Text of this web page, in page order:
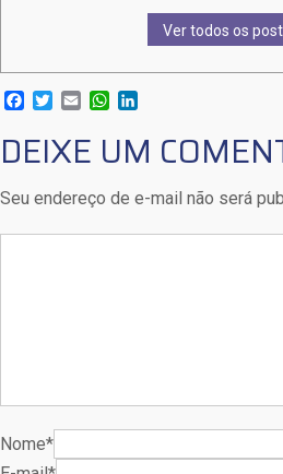
Ver todos os
Facebook
TwitterEmailWhatsApp
DEIXE UM
Seu endereço de e-mail não será
Nome*